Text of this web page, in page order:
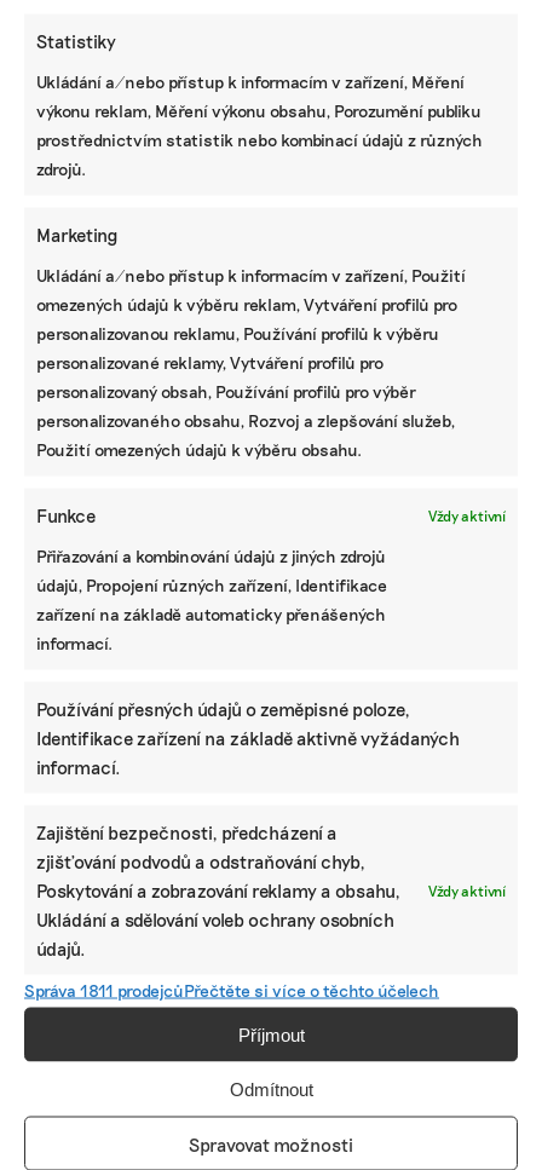
Statistiky
Ukládání a/nebo přístup k informacím v zařízení, Měření
výkonu reklam, Měření výkonu obsahu, Porozumění publiku
prostřednictvím statistik nebo kombinací údajů z různých
zdrojů.
Marketing
Ukládání a/nebo přístup k informacím v zařízení, Použití
omezených údajů k výběru reklam, Vytváření profilů pro
personalizovanou reklamu, Používání profilů k výběru
personalizované reklamy, Vytváření profilů pro
personalizovaný obsah, Používání profilů pro výběr
personalizovaného obsahu, Rozvoj a zlepšování služeb,
Použití omezených údajů k výběru obsahu.
Funkce Vždy aktivní
Přiřazování a kombinování údajů z jiných zdrojů
údajů, Propojení různých zařízení, Identifikace
zařízení na základě automaticky přenášených
informací.
Používání přesných údajů o zeměpisné poloze,
Identifikace zařízení na základě aktivně vyžádaných
informací.
Zajištění bezpečnosti, předcházení a
zjišťování podvodů a odstraňování chyb,
Poskytování a zobrazování reklamy a obsahu,
Ukládání a sdělování voleb ochrany osobních
údajů.
Vždy aktivní
Správa 1811 prodejcůPřečtěte si více o těchto účelech
Příjmout
Odmítnout
Spravovat možnosti
KOMERČNÍ SDĚLENÍ
BRANDNEWS
Ani trend, ani povinnost. Udržitelnost je
způsob, jak řídit firmu do budoucna a zvyšovat
její hodnotu, říká expertka
PRÁCE, KTERÁ ZLEPŠÍ SVĚT